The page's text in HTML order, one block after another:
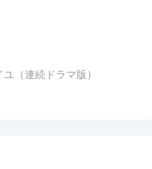
（連続ドラマ版）